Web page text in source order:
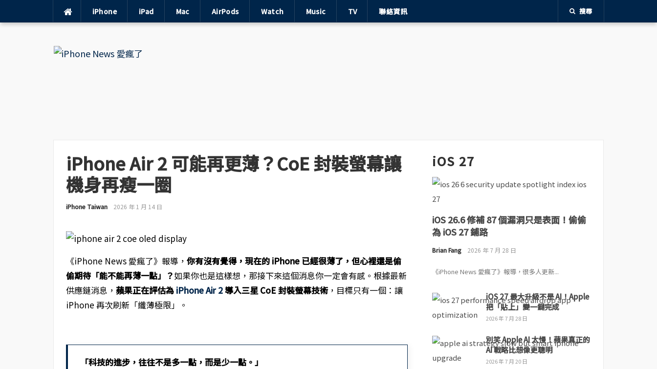
iPhone iPad Mac AirPods Watch Music TV 聯絡資訊 搜尋
iPhone Air 2 可能再更薄？CoE 封裝螢幕讓
機身再瘦一圈
iPhone Taiwan 2026 年 1 月 14 日
《iPhone News 愛瘋了》報導， 你有沒有覺得，現在的 iPhone 已經很薄了，但心裡還是偷
偷期待「能不能再薄一點」？如果你也是這樣想，那接下來這個消息你一定會有感。根據最新
供應鏈消息， 蘋果正在評估為 iPhone Air 2導入三星 CoE 封裝螢幕技術，目標只有一個：讓
iPhone 再次刷新「纖薄極限」。
「科技的進步，往往不是多一點，而是少一點。」
iOS 27
iOS 26.6 修補 87 個漏洞只是表面！偷偷
為 iOS 27 鋪路
Brian Fang 2026 年 7 月 28 日
《iPhone News 愛瘋了》報導，很多人更新...
iOS 27 最大升級不是 AI！Apple
把「貼上」變一鍵完成
2026 年 7 月 28 日
別笑 Apple AI 太慢！蘋果真正的
AI 戰略比想像更聰明
2026 年 7 月 20 日